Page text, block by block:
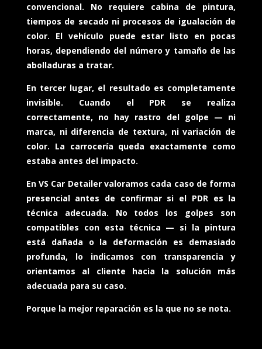
convencional. No requiere cabina de pintura,
tiempos de secado ni procesos de igualación de
color. El vehículo puede estar listo en pocas
horas, dependiendo del número y tamaño de las
abolladuras a tratar.
En tercer lugar, el resultado es completamente
invisible. Cuando el PDR se realiza
correctamente, no hay rastro del golpe — ni
marca, ni diferencia de textura, ni variación de
color. La carrocería queda exactamente como
estaba antes del impacto.
En VS Car Detailer valoramos cada caso de forma
presencial antes de confirmar si el PDR es la
técnica adecuada. No todos los golpes son
compatibles con esta técnica — si la pintura
está dañada o la deformación es demasiado
profunda, lo indicamos con transparencia y
orientamos al cliente hacia la solución más
adecuada para su caso.
Porque la mejor reparación es la que no se nota.